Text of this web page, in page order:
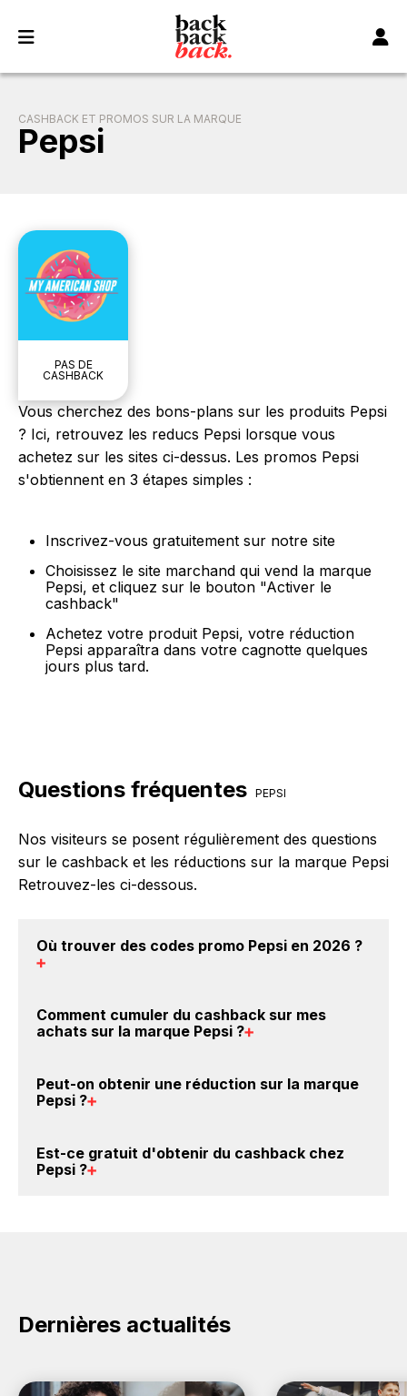
CASHBACK ET PROMOS SUR LA MARQUE
Pepsi
PAS DE
CASHBACK
Vous cherchez des bons-plans sur les produits Pepsi
? Ici, retrouvez les reducs Pepsi lorsque vous
achetez sur les sites ci-dessus. Les promos Pepsi
s'obtiennent en 3 étapes simples :
Inscrivez-vous gratuitement sur notre site
Choisissez le site marchand qui vend la marque
Pepsi, et cliquez sur le bouton "Activer le
cashback"
Achetez votre produit Pepsi, votre réduction
Pepsi apparaîtra dans votre cagnotte quelques
jours plus tard.
Questions fréquentes PEPSI
Nos visiteurs se posent régulièrement des questions
sur le cashback et les réductions sur la marque Pepsi
Retrouvez-les ci-dessous.
Où trouver des codes promo Pepsi en 2026 ?
promo sur les produits Pepsi. Choisissez un site e-
commerce ci-dessus et découvrez si des
Comment cumuler du cashback sur mes
achats sur la marque Pepsi ?
: Créez votre compte sur BackBackBack et cliquez
sur le bouton Activer le cashback, réalisez votre
votre cagnotte au plus tard 48h après votre achat
sur le site Pepsi.
Peut-on obtenir une réduction sur la marque
Pepsi ?
crédités sur votre cagnotte BackBackBack lorsque
vous achetez des produits de la marque Pepsi sur
Est-ce gratuit d'obtenir du cashback chez
Pepsi ?
Dernières actualités